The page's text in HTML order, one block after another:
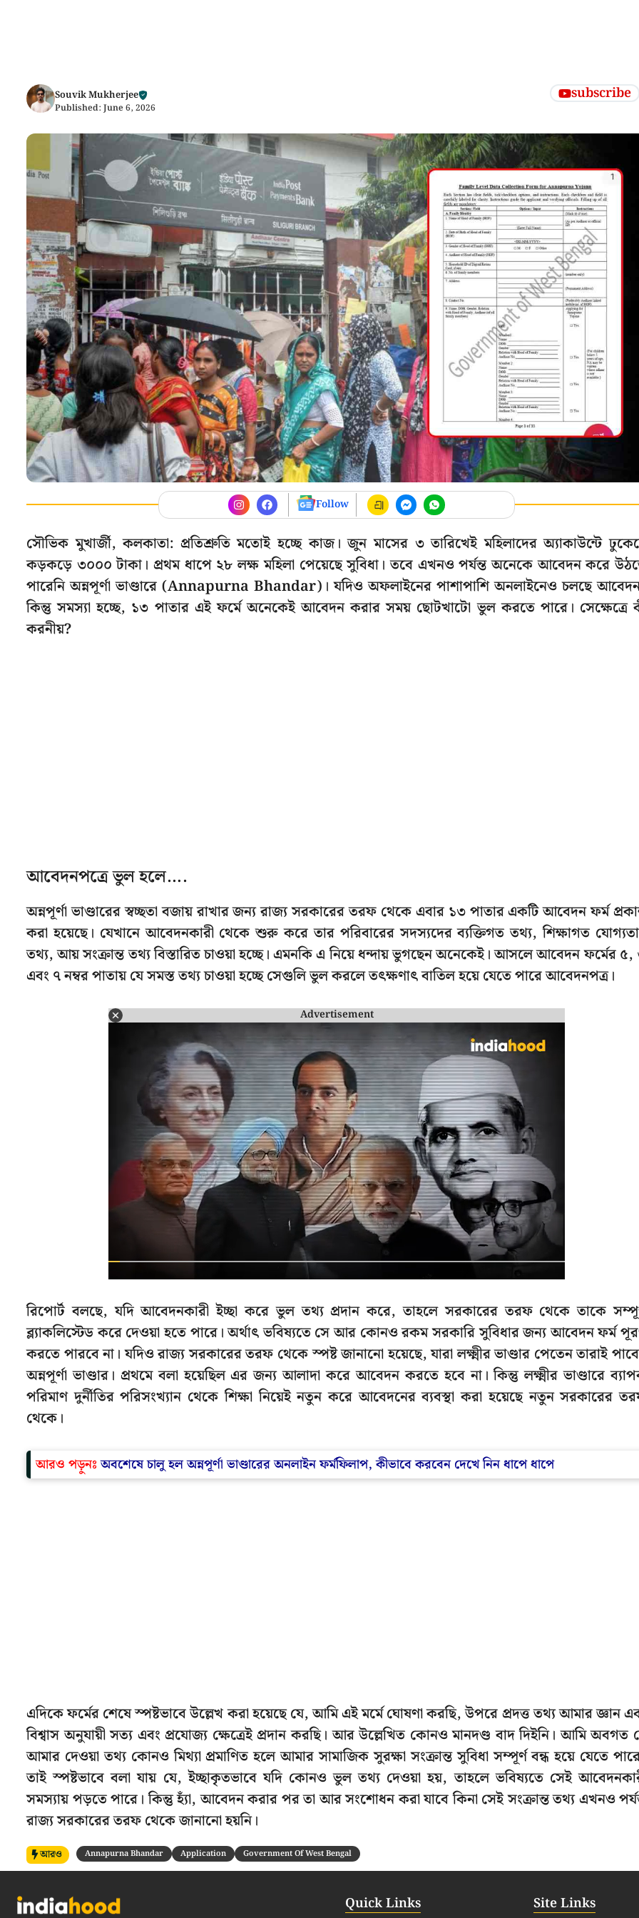
Souvik Mukherjee
Published: June 6, 2026
subscribe
Follow
সৌভিক মুখার্জী, কলকাতা: প্রতিশ্রুতি মতোই হচ্ছে কাজ। জুন মাসের ৩ তারিখেই মহিলাদের অ্যাকাউন্টে
কড়কড়ে ৩০০০ টাকা। প্রথম ধাপে ২৮ লক্ষ মহিলা পেয়েছে সুবিধা। তবে এখনও পর্যন্ত অনেকে আবেদন করে
পারেনি অন্নপূর্ণা ভাণ্ডারে (Annapurna Bhandar)। যদিও অফলাইনের পাশাপাশি অনলাইনেও চলছে
কিন্তু সমস্যা হচ্ছে, ১৩ পাতার এই ফর্মে অনেকেই আবেদন করার সময় ছোটখাটো ভুল করতে পারে। সেক্ষেত্রে
করনীয়?
আবেদনপত্রে ভুল হলে….
অন্নপূর্ণা ভাণ্ডারের স্বচ্ছতা বজায় রাখার জন্য রাজ্য সরকারের তরফ থেকে এবার ১৩ পাতার একটি আবেদন ফর্ম
করা হয়েছে। যেখানে আবেদনকারী থেকে শুরু করে তার পরিবারের সদস্যদের ব্যক্তিগত তথ্য, শিক্ষাগত
তথ্য, আয় সংক্রান্ত তথ্য বিস্তারিত চাওয়া হচ্ছে। এমনকি এ নিয়ে ধন্দায় ভুগছেন অনেকেই। আসলে আবেদন ফর্মের
এবং ৭ নম্বর পাতায় যে সমস্ত তথ্য চাওয়া হচ্ছে সেগুলি ভুল করলে তৎক্ষণাৎ বাতিল হয়ে যেতে পারে আবেদনপত্র।
Advertisement
রিপোর্ট বলছে, যদি আবেদনকারী ইচ্ছা করে ভুল তথ্য প্রদান করে, তাহলে সরকারের তরফ থেকে তাকে
ব্ল্যাকলিস্টেড করে দেওয়া হতে পারে। অর্থাৎ ভবিষ্যতে সে আর কোনও রকম সরকারি সুবিধার জন্য আবেদন ফর্ম
করতে পারবে না। যদিও রাজ্য সরকারের তরফ থেকে স্পষ্ট জানানো হয়েছে, যারা লক্ষ্মীর ভাণ্ডার পেতেন তারাই
অন্নপূর্ণা ভাণ্ডার। প্রথমে বলা হয়েছিল এর জন্য আলাদা করে আবেদন করতে হবে না। কিন্তু লক্ষ্মীর ভাণ্ডারে
পরিমাণ দুর্নীতির পরিসংখ্যান থেকে শিক্ষা নিয়েই নতুন করে আবেদনের ব্যবস্থা করা হয়েছে নতুন সরকারের
থেকে।
আরও পড়ুনঃঅবশেষে চালু হল অন্নপূর্ণা ভাণ্ডারের অনলাইন ফর্মফিলাপ, কীভাবে করবেন দেখে নিন ধাপে ধাপে
এদিকে ফর্মের শেষে স্পষ্টভাবে উল্লেখ করা হয়েছে যে, আমি এই মর্মে ঘোষণা করছি, উপরে প্রদত্ত তথ্য আমার জ্ঞান
বিশ্বাস অনুযায়ী সত্য এবং প্রযোজ্য ক্ষেত্রেই প্রদান করছি। আর উল্লেখিত কোনও মানদণ্ড বাদ দিইনি। আমি অবগত
আমার দেওয়া তথ্য কোনও মিথ্যা প্রমাণিত হলে আমার সামাজিক সুরক্ষা সংক্রান্ত সুবিধা সম্পূর্ণ বন্ধ হয়ে যেতে
তাই স্পষ্টভাবে বলা যায় যে, ইচ্ছাকৃতভাবে যদি কোনও ভুল তথ্য দেওয়া হয়, তাহলে ভবিষ্যতে সেই
সমস্যায় পড়তে পারে। কিন্তু হ্যাঁ, আবেদন করার পর তা আর সংশোধন করা যাবে কিনা সেই সংক্রান্ত তথ্য এখনও
রাজ্য সরকারের তরফ থেকে জানানো হয়নি।
আরও Annapurna Bhandar Application Government Of West Bengal
Quick Links Site Links